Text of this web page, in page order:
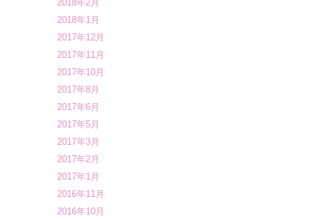
2018年2月
2018年1月
2017年12月
2017年11月
2017年10月
2017年8月
2017年6月
2017年5月
2017年3月
2017年2月
2017年1月
2016年11月
2016年10月